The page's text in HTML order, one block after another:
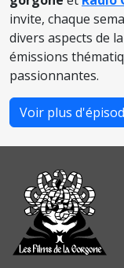
invite, chaque
divers aspects de
émissions
passionnantes.
Voir plus